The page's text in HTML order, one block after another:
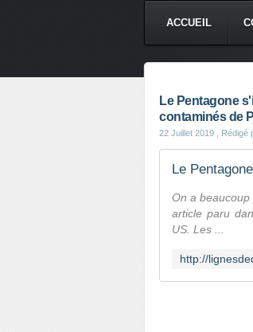
ACCUEIL
Le Pentagone
contaminés de
22 Juillet 2019 , Rédigé
On a
article paru
US. Les ...